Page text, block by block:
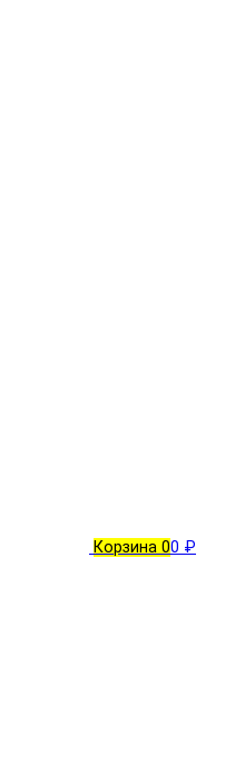
Корзина 00 ₽